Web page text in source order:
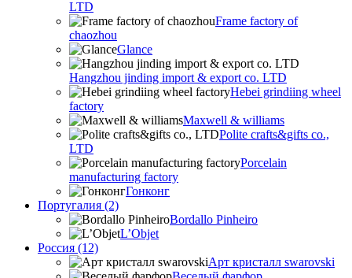
LTD
Frame factory of
chaozhou
Glance
Hangzhou jinding import & export co. LTD
Hebei grindiing wheel
factory
Maxwell & williams
Polite crafts&gifts co.,
LTD
Porcelain
manufacturing factory
Гонконг
Португалия (2)
Bordallo Pinheiro
L’Objet
Россия (12)
Арт кристалл swarovski